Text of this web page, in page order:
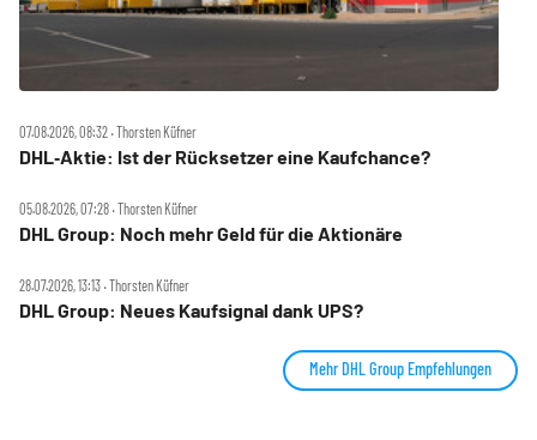
07.08.2026, 08:32 ‧ Thorsten Küfner
DHL‑Aktie: Ist der Rücksetzer eine Kaufchance?
05.08.2026, 07:28 ‧ Thorsten Küfner
DHL Group: Noch mehr Geld für die Aktionäre
28.07.2026, 13:13 ‧ Thorsten Küfner
DHL Group: Neues Kaufsignal dank UPS?
Mehr DHL Group Empfehlungen